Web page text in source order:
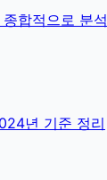
합적으로 분석
년 기준 정리